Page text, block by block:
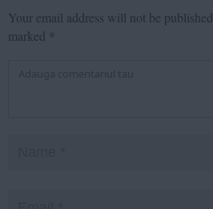
Your email address will not be published.
marked *